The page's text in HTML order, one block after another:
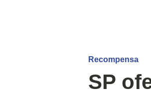
Recompensa
SP